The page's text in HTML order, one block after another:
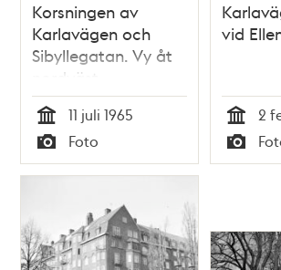
Korsningen av
Karlavägen och
Sibyllegatan. Vy åt
nordväst
Tid
11 juli 1965
Typ
Foto
vid
Tid
2
Typ